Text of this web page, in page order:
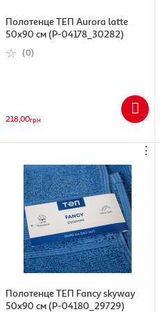
Полотенце ТЕП Aurora latte
50х90 см (Р-04178_30282)
(0)
218,00грн
⋮
Полотенце ТЕП Fancy skyway
50x90 см (Р-04180_29729)